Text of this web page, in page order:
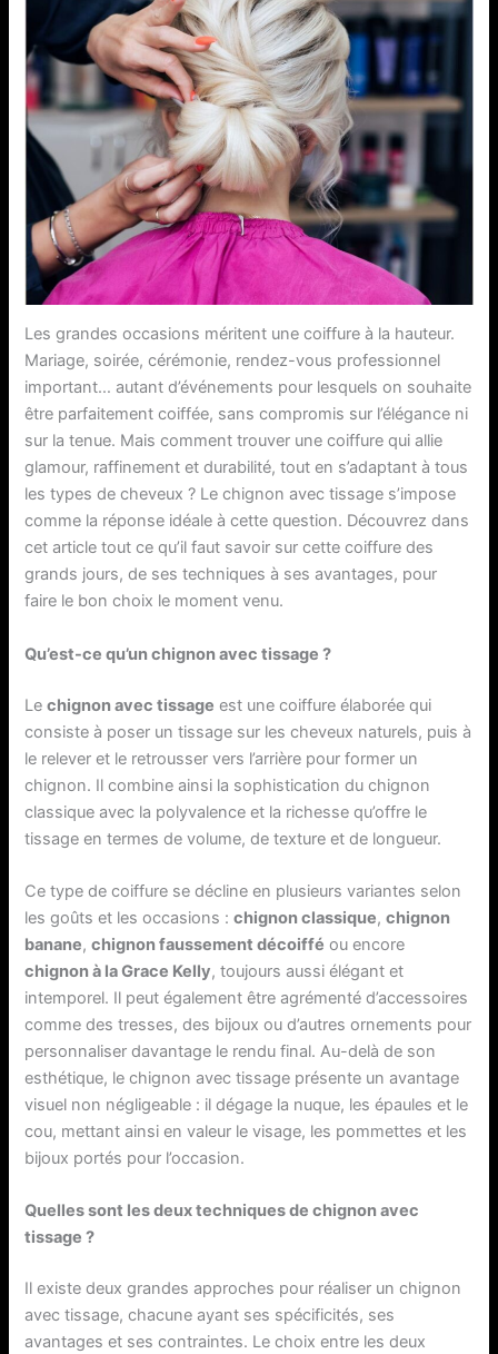
Les grandes occasions méritent une coiffure à la hauteur.
Mariage, soirée, cérémonie, rendez-vous professionnel
important… autant d’événements pour lesquels on souhaite
être parfaitement coiffée, sans compromis sur l’élégance ni
sur la tenue. Mais comment trouver une coiffure qui allie
glamour, raffinement et durabilité, tout en s’adaptant à tous
les types de cheveux ? Le chignon avec tissage s’impose
comme la réponse idéale à cette question. Découvrez dans
cet article tout ce qu’il faut savoir sur cette coiffure des
grands jours, de ses techniques à ses avantages, pour
faire le bon choix le moment venu.
Qu’est-ce qu’un chignon avec tissage ?
Lechignon avec tissage est une coiffure élaborée qui
consiste à poser un tissage sur les cheveux naturels, puis à
le relever et le retrousser vers l’arrière pour former un
chignon. Il combine ainsi la sophistication du chignon
classique avec la polyvalence et la richesse qu’offre le
tissage en termes de volume, de texture et de longueur.
Ce type de coiffure se décline en plusieurs variantes selon
les goûts et les occasions :chignon classique,chignon
banane,chignon faussement décoiffé ou encore
chignon à la Grace Kelly, toujours aussi élégant et
intemporel. Il peut également être agrémenté d’accessoires
comme des tresses, des bijoux ou d’autres ornements pour
personnaliser davantage le rendu final. Au-delà de son
esthétique, le chignon avec tissage présente un avantage
visuel non négligeable : il dégage la nuque, les épaules et le
cou, mettant ainsi en valeur le visage, les pommettes et les
bijoux portés pour l’occasion.
Quelles sont les deux techniques de chignon avec
tissage ?
Il existe deux grandes approches pour réaliser un chignon
avec tissage, chacune ayant ses spécificités, ses
avantages et ses contraintes. Le choix entre les deux